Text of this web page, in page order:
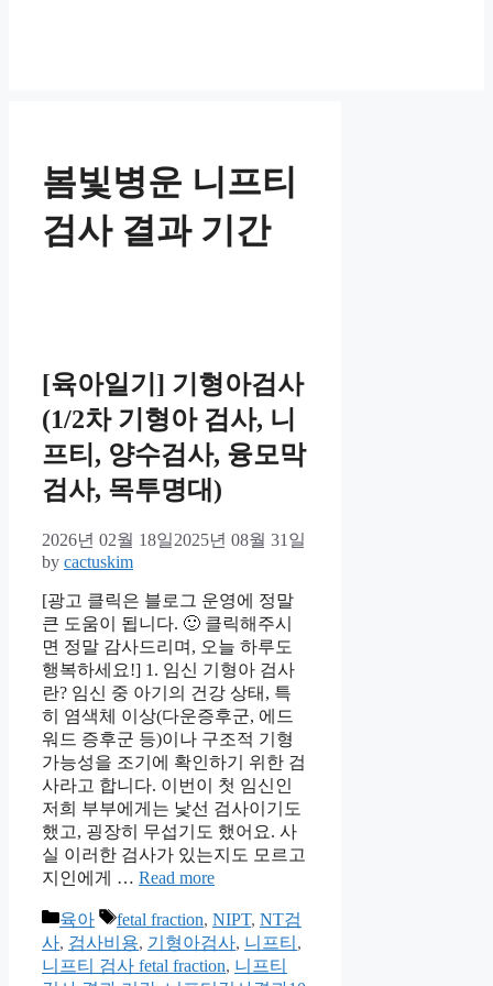
봄빛병운 니프티
검사 결과 기간
[육아일기] 기형아검사
(1/2차 기형아 검사, 니
프티, 양수검사, 융모막
검사, 목투명대)
2026년 02월 18일2025년 08월 31일
by cactuskim
[광고 클릭은 블로그 운영에 정말
큰 도움이 됩니다. 🙂 클릭해주시
면 정말 감사드리며, 오늘 하루도
행복하세요!] 1. 임신 기형아 검사
란? 임신 중 아기의 건강 상태, 특
히 염색체 이상(다운증후군, 에드
워드 증후군 등)이나 구조적 기형
가능성을 조기에 확인하기 위한 검
사라고 합니다. 이번이 첫 임신인
저희 부부에게는 낯선 검사이기도
했고, 굉장히 무섭기도 했어요. 사
실 이러한 검사가 있는지도 모르고
지인에게 … Read more
Categories
육아 Tags
fetal fraction, NIPT, NT검
사, 검사비용, 기형아검사, 니프티 ,
니프티 검사 fetal fraction, 니프티